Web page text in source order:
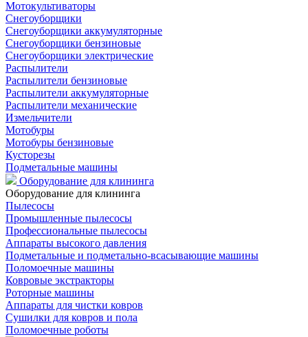
Мотокультиваторы
Снегоуборщики
Снегоуборщики аккумуляторные
Снегоуборщики бензиновые
Снегоуборщики электрические
Распылители
Распылители бензиновые
Распылители аккумуляторные
Распылители механические
Измельчители
Мотобуры
Мотобуры бензиновые
Кусторезы
Подметальные машины
Оборудование для клининга
Оборудование для клининга
Пылесосы
Промышленные пылесосы
Профессиональные пылесосы
Аппараты высокого давления
Подметальные и подметально-всасывающие машины
Поломоечные машины
Ковровые экстракторы
Роторные машины
Аппараты для чистки ковров
Сушилки для ковров и пола
Поломоечные роботы